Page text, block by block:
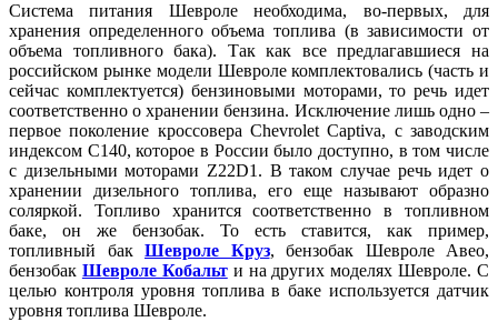
Система питания Шевроле необходима, во-первых, для
хранения определенного объема топлива (в зависимости от
объема топливного бака). Так как все предлагавшиеся на
российском рынке модели Шевроле комплектовались (часть и
сейчас комплектуется) бензиновыми моторами, то речь идет
соответственно о хранении бензина. Исключение лишь одно –
первое поколение кроссовера Chevrolet Captiva, с заводским
индексом C140, которое в России было доступно, в том числе
с дизельными моторами Z22D1. В таком случае речь идет о
хранении дизельного топлива, его еще называют образно
соляркой. Топливо хранится соответственно в топливном
баке, он же бензобак. То есть ставится, как пример,
топливный бак Шевроле Круз, бензобак Шевроле Авео,
бензобак Шевроле Кобальти на других моделях Шевроле. С
целью контроля уровня топлива в баке используется датчик
уровня топлива Шевроле.